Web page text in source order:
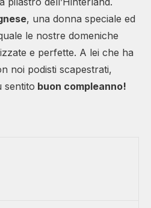
, una donna speciale ed
le nostre domeniche
e perfette. A lei che ha
noi podisti scapestrati,
sentito buon compleanno!